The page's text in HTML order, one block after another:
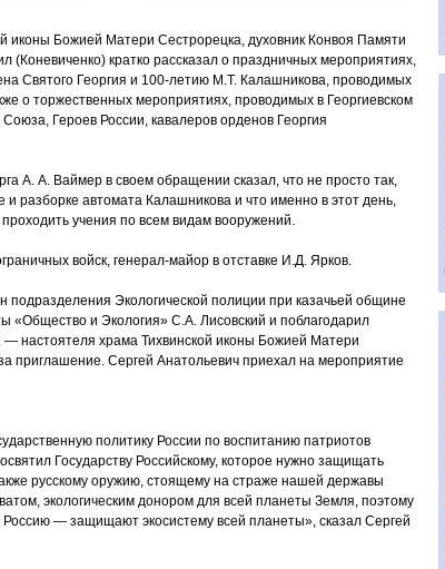
иконы Божией Матери Сестрорецка, духовник Конвоя Памяти
(Коневиченко) кратко рассказал о праздничных мероприятиях,
Святого Георгия и 100-летию М.Т. Калашникова, проводимых
о торжественных мероприятиях, проводимых в Георгиевском
Героев России, кавалеров орденов Георгия
А. А. Ваймер в своем обращении сказал, что не просто так,
и разборке автомата Калашникова и что именно в этот день,
учения по всем видам вооружений.
войск, генерал-майор в отставке И.Д. Ярков.
подразделения Экологической полиции при казачьей общине
«Общество и Экология» С.А. Лисовский и поблагодарил
настоятеля храма Тихвинской иконы Божией Матери
приглашение. Сергей Анатольевич приехал на мероприятие
политику России по воспитанию патриотов
Государству Российскому, которое нужно защищать
русскому оружию, стоящему на страже нашей державы
экологическим донором для всей планеты Земля, поэтому
— защищают экосистему всей планеты», сказал Сергей